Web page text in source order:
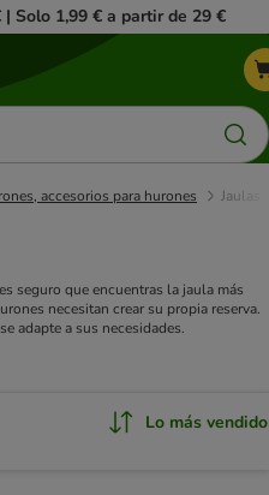
| Solo 1,99 € a partir de 29 €
accesorios para hurones Jaulas
seguro que encuentras la jaula más
necesitan crear su propia reserva.
adapte a sus necesidades.
Lo más vendido